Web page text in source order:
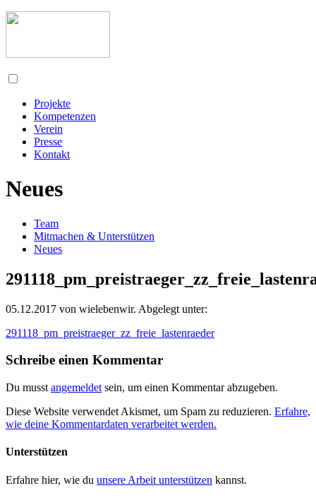
Projekte
Kompetenzen
Verein
Presse
Kontakt
Neues
Team
Mitmachen & Unterstützen
Neues
05.12.2017 von wielebenwir. Abgelegt unter:
291118_pm_preistraeger_zz_freie_lastenraeder
Schreibe einen Kommentar
Du musst angemeldet sein, um einen Kommentar abzugeben.
Diese Website verwendet Akismet, um Spam zu reduzieren. Erfahre,
wie deine Kommentardaten verarbeitet werden.
Unterstützen
Erfahre hier, wie du unsere Arbeit unterstützen kannst.